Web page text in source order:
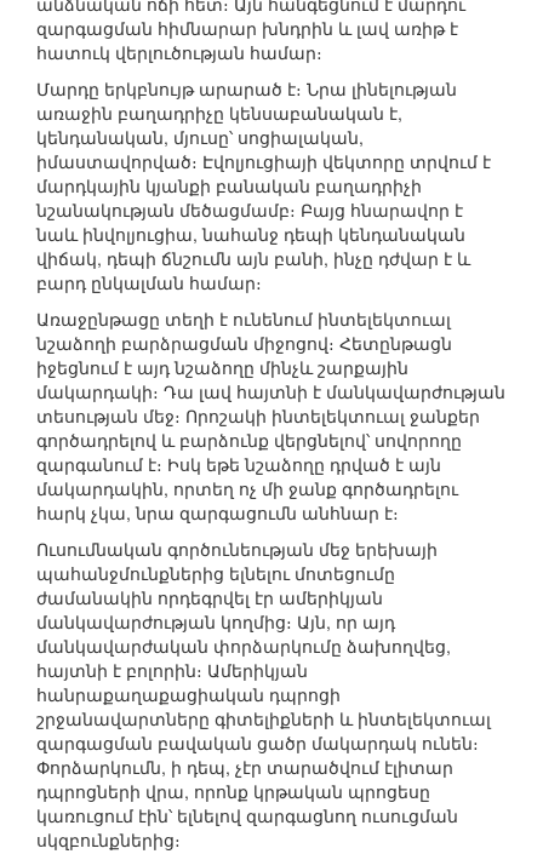
զարգացման հիմնարար խնդրին և լավ առիթ է
հատուկ վերլուծության համար։
Մարդը երկբնույթ արարած է։ Նրա լինելության
առաջին բաղադրիչը կենսաբանական է,
կենդանական, մյուսը՝ սոցիալական,
իմաստավորված։ Էվոլյուցիայի վեկտորը տրվում է
մարդկային կյանքի բանական բաղադրիչի
նշանակության մեծացմամբ։ Բայց հնարավոր է
նաև ինվոլյուցիա, նահանջ դեպի կենդանական
վիճակ, դեպի ճնշումն այն բանի, ինչը դժվար է և
բարդ ընկալման համար։
Առաջընթացը տեղի է ունենում ինտելեկտուալ
նշաձողի բարձրացման միջոցով։ Հետընթացն
իջեցնում է այդ նշաձողը մինչև շարքային
մակարդակի։ Դա լավ հայտնի է մանկավարժության
տեսության մեջ։ Որոշակի ինտելեկտուալ ջանքեր
գործադրելով և բարձունք վերցնելով՝ սովորողը
զարգանում է։ Իսկ եթե նշաձողը դրված է այն
մակարդակին, որտեղ ոչ մի ջանք գործադրելու
հարկ չկա, նրա զարգացումն անհնար է։
Ուսումնական գործունեության մեջ երեխայի
պահանջմունքներից ելնելու մոտեցումը
ժամանակին որդեգրվել էր ամերիկյան
մանկավարժության կողմից։ Այն, որ այդ
մանկավարժական փորձարկումը ձախողվեց,
հայտնի է բոլորին։ Ամերիկյան
հանրաքաղաքացիական դպրոցի
շրջանավարտները գիտելիքների և ինտելեկտուալ
զարգացման բավական ցածր մակարդակ ունեն։
Փորձարկումն, ի դեպ, չէր տարածվում էլիտար
դպրոցների վրա, որոնք կրթական պրոցեսը
կառուցում էին՝ ելնելով զարգացնող ուսուցման
սկզբունքներից։